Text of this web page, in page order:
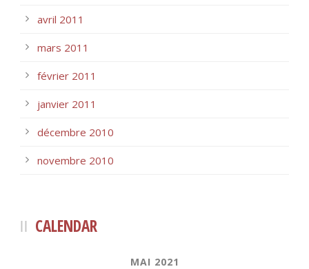
avril 2011
mars 2011
février 2011
janvier 2011
décembre 2010
novembre 2010
CALENDAR
MAI 2021